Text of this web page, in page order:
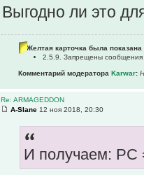
Выгодно ли это
Желтая карточка была показана
2.5.9. Запрещены
Комментарий модератора Karwar:
Re: ARMAGEDDON
A-Slane 12 ноя 2018, 20:30
И получаем: РС